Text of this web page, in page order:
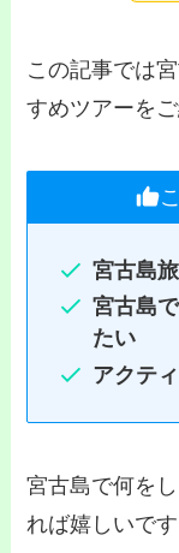
この記事では
すめツアーをご
宮古島
宮古島
たい
アクテ
宮古島で何を
れば嬉しいで